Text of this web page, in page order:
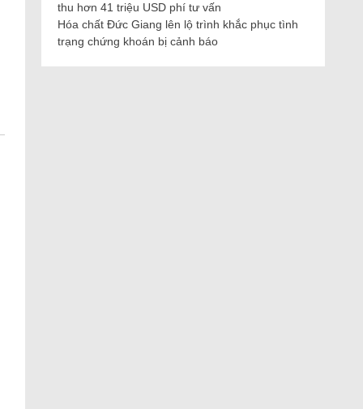
thu hơn 41 triệu USD phí tư vấn
Hóa chất Đức Giang lên lộ trình khắc phục tình
trạng chứng khoán bị cảnh báo